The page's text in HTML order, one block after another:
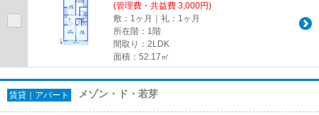
(管理費・共益費 3,000円)
敷：1ヶ月｜礼：1ヶ月
所在階：1階
間取り：2LDK
面積：52.17㎡
賃貸｜アパート メゾン・ド・若芽